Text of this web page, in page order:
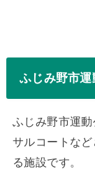
ふじみ野市
ふじみ野市運
サルコートな
る施設です。